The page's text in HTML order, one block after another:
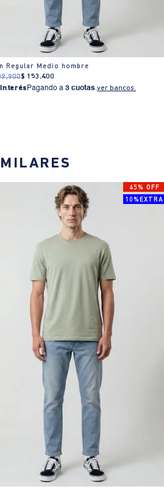
Regular Medio hombre
.900$ 153 .400
Pagando a3 cuotas.ver bancos.
45% OFF
10%EXTRA